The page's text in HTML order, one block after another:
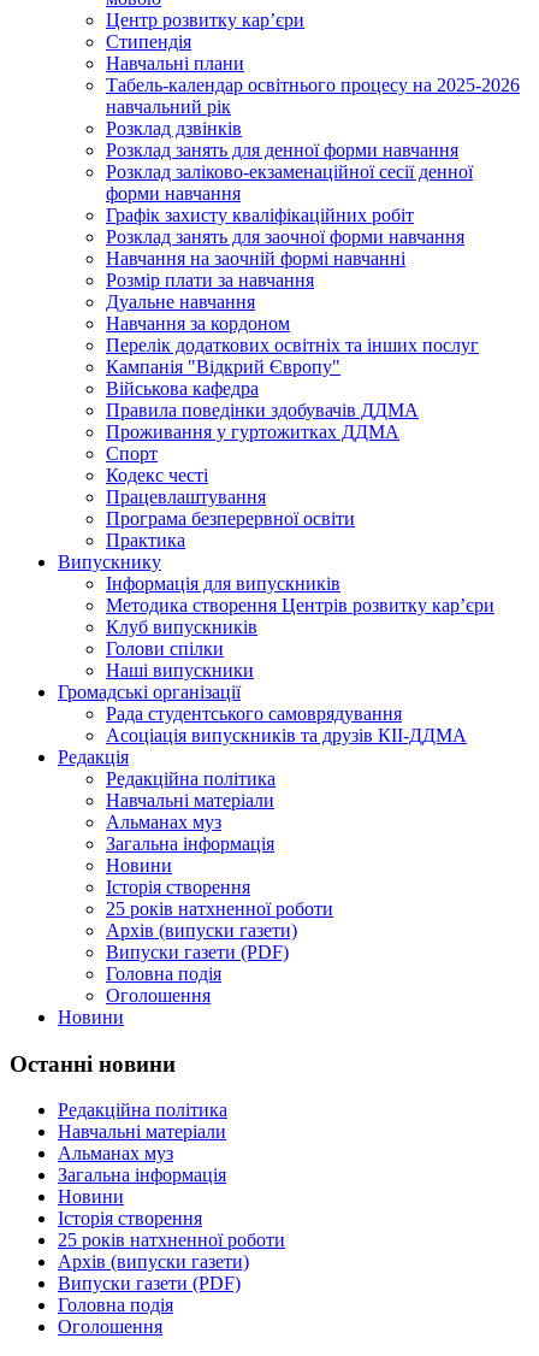
Центр розвитку кар’єри
Стипендія
Навчальні плани
Табель-календар освітнього процесу на 2025-2026
навчальний рік
Розклад дзвінків
Розклад занять для денної форми навчання
Розклад заліково-екзаменаційної сесії денної
форми навчання
Графік захисту кваліфікаційних робіт
Розклад занять для заочної форми навчання
Навчання на заочній формі навчанні
Розмір плати за навчання
Дуальне навчання
Навчання за кордоном
Перелік додаткових освітніх та інших послуг
Кампанія "Відкрий Європу"
Військова кафедра
Правила поведінки здобувачів ДДМА
Проживання у гуртожитках ДДМА
Спорт
Кодекс честі
Працевлаштування
Програма безперервної освіти
Практика
Випускнику
Інформація для випускників
Методика створення Центрів розвитку кар’єри
Клуб випускників
Голови спілки
Наші випускники
Громадські організації
Рада студентського самоврядування
Асоціація випускників та друзів КІІ-ДДМА
Редакція
Редакційна політика
Навчальні матеріали
Альманах муз
Загальна інформація
Новини
Історія створення
25 років натхненної роботи
Архів (випуски газети)
Випуски газети (PDF)
Головна подія
Оголошення
Новини
Останні новини
Редакційна політика
Навчальні матеріали
Альманах муз
Загальна інформація
Новини
Історія створення
25 років натхненної роботи
Архів (випуски газети)
Випуски газети (PDF)
Головна подія
Оголошення